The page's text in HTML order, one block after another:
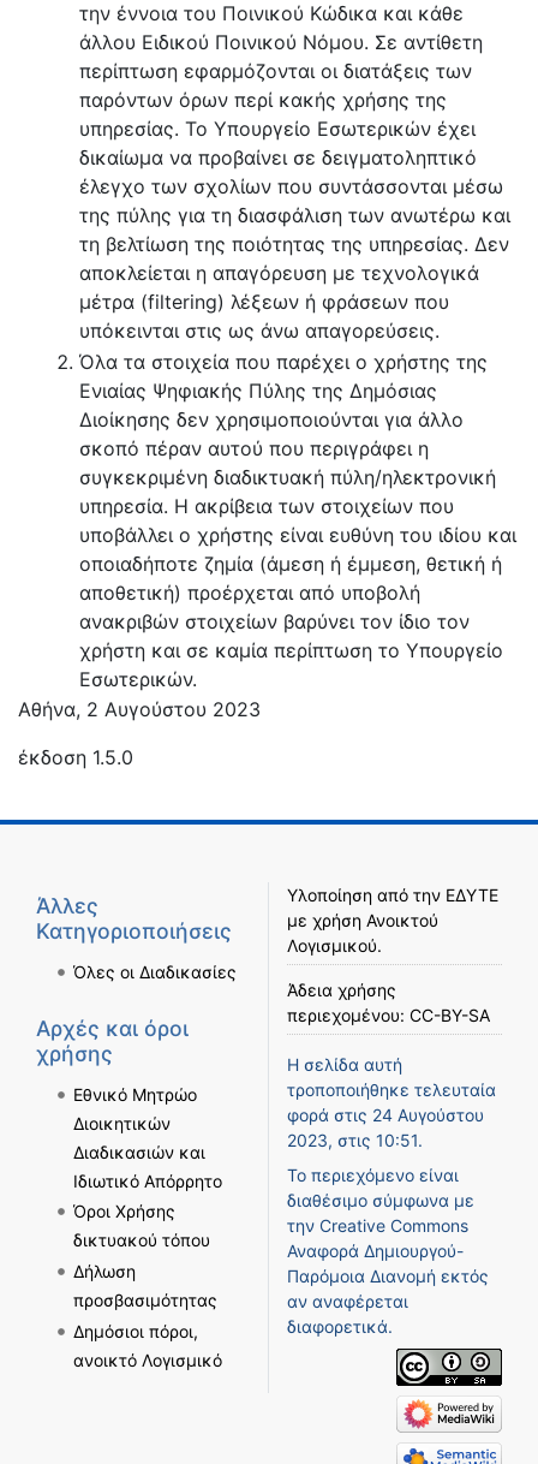
την έννοια του Ποινικού Κώδικα και κάθε
άλλου Ειδικού Ποινικού Νόμου. Σε αντίθετη
περίπτωση εφαρμόζονται οι διατάξεις των
παρόντων όρων περί κακής χρήσης της
υπηρεσίας. Το Υπουργείο Εσωτερικών έχει
δικαίωμα να προβαίνει σε δειγματοληπτικό
έλεγχο των σχολίων που συντάσσονται μέσω
της πύλης για τη διασφάλιση των ανωτέρω και
τη βελτίωση της ποιότητας της υπηρεσίας. Δεν
αποκλείεται η απαγόρευση με τεχνολογικά
μέτρα (filtering) λέξεων ή φράσεων που
υπόκεινται στις ως άνω απαγορεύσεις.
Όλα τα στοιχεία που παρέχει ο χρήστης της
Ενιαίας Ψηφιακής Πύλης της Δημόσιας
Διοίκησης δεν χρησιμοποιούνται για άλλο
σκοπό πέραν αυτού που περιγράφει η
συγκεκριμένη διαδικτυακή πύλη/ηλεκτρονική
υπηρεσία. Η ακρίβεια των στοιχείων που
υποβάλλει ο χρήστης είναι ευθύνη του ιδίου και
οποιαδήποτε ζημία (άμεση ή έμμεση, θετική ή
αποθετική) προέρχεται από υποβολή
ανακριβών στοιχείων βαρύνει τον ίδιο τον
χρήστη και σε καμία περίπτωση το Υπουργείο
Εσωτερικών.
Αθήνα, 2 Αυγούστου 2023
έκδοση 1.5.0
Άλλες
Κατηγοριοποιήσεις
Όλες οι Διαδικασίες
Αρχές και όροι
χρήσης
Εθνικό Μητρώο
Διοικητικών
Διαδικασιών και
Ιδιωτικό Απόρρητο
Όροι Χρήσης
δικτυακού τόπου
Δήλωση
προσβασιμότητας
Δημόσιοι πόροι,
ανοικτό Λογισμικό
Υλοποίηση από την ΕΔΥΤΕ
με χρήση Ανοικτού
Λογισμικού.
Άδεια χρήσης
περιεχομένου: CC-BY-SA
Η σελίδα αυτή
τροποποιήθηκε τελευταία
φορά στις 24 Αυγούστου
2023, στις 10:51.
Το περιεχόμενο είναι
διαθέσιμο σύμφωνα με
την Creative Commons
Αναφορά Δημιουργού-
Παρόμοια Διανομή εκτός
αν αναφέρεται
διαφορετικά.